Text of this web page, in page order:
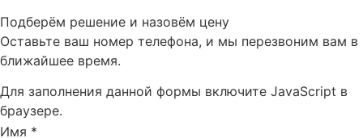
Подберём решение и назовём цену
Оставьте ваш номер телефона, и мы перезвоним вам в
ближайшее время.
Для заполнения данной формы включите JavaScript в
браузере.
Имя *